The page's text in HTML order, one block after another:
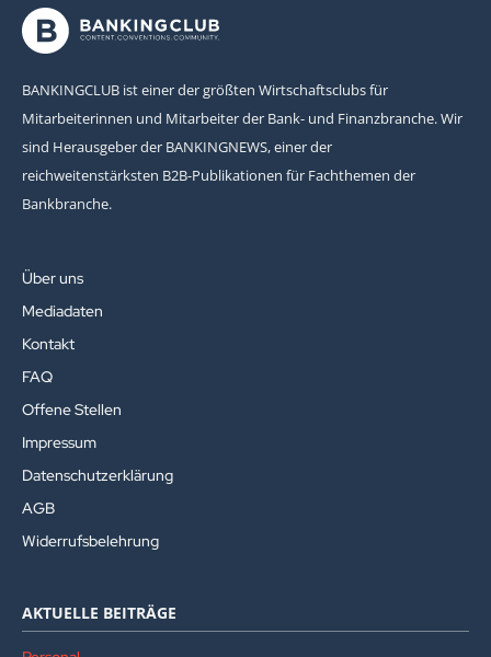
BANKINGCLUB ist einer der größten Wirtschaftsclubs für
Mitarbeiterinnen und Mitarbeiter der Bank- und Finanzbranche. Wir
sind Herausgeber der BANKINGNEWS, einer der
reichweitenstärksten B2B-Publikationen für Fachthemen der
Bankbranche.
Über uns
Mediadaten
Kontakt
FAQ
Offene Stellen
Impressum
Datenschutzerklärung
AGB
Widerrufsbelehrung
AKTUELLE BEITRÄGE